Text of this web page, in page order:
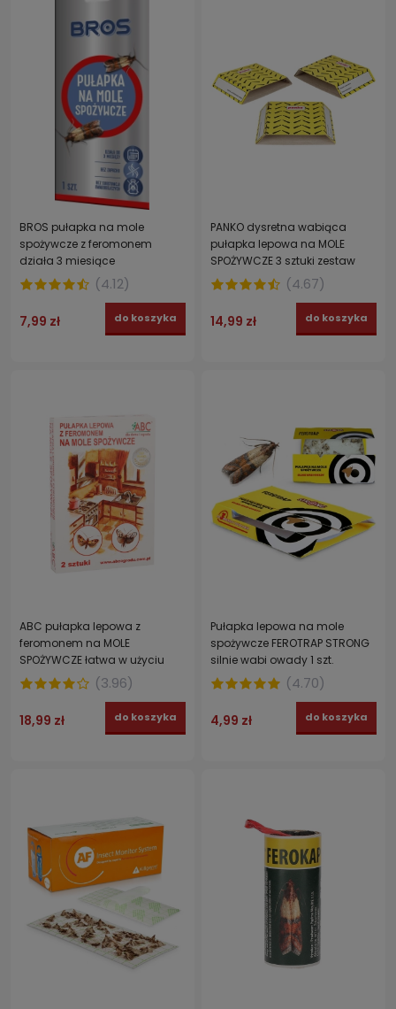
BROS pułapka na mole
spożywcze z feromonem
działa 3 miesiące
(4.12)
7,99 zł do koszyka
PANKO dysretna wabiąca
pułapka lepowa na MOLE
SPOŻYWCZE 3 sztuki zestaw
(4.67)
14,99 zł do koszyka
ABC pułapka lepowa z
feromonem na MOLE
SPOŻYWCZE łatwa w użyciu
wabiąca 2 szt.(3.96)
18,99 zł do koszyka
Pułapka lepowa na mole
spożywcze FEROTRAP STRONG
silnie wabi owady 1 szt.
(4.70)
4,99 zł do koszyka